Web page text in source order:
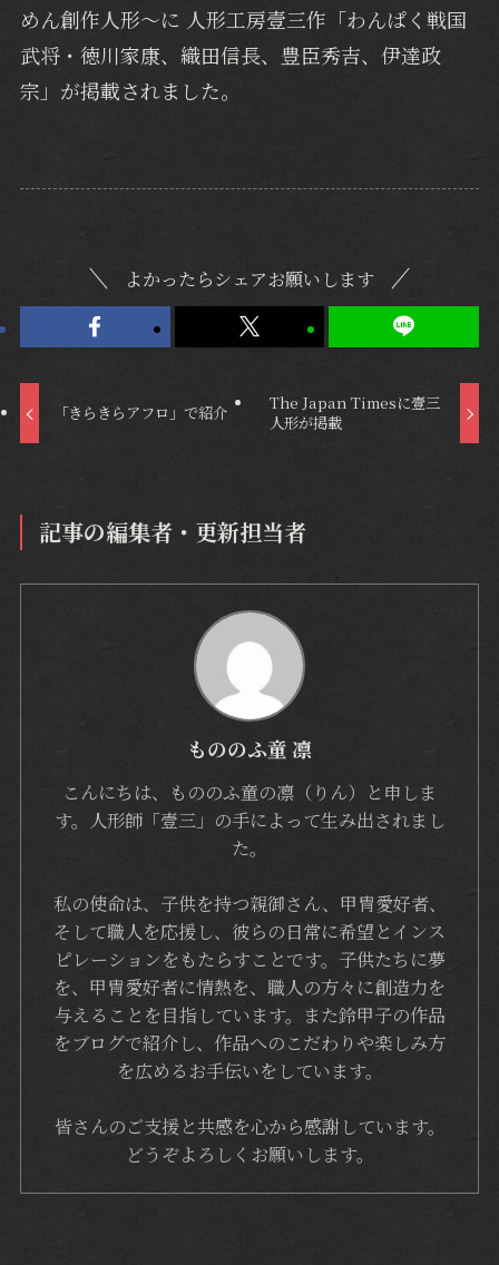
めん創作人形～に 人形工房壹三作「わんぱく戦国
武将・徳川家康、織田信長、豊臣秀吉、伊達政
宗」が掲載されました。
よかったらシェアお願いします
「きらきらアフロ」で紹介
The Japan Timesに壹三
人形が掲載
記事の編集者・更新担当者
もののふ童 凛
こんにちは、もののふ童の凛（りん）と申しま
す。人形師「壹三」の手によって生み出されまし
た。
私の使命は、子供を持つ親御さん、甲冑愛好者、
そして職人を応援し、彼らの日常に希望とインス
ピレーションをもたらすことです。子供たちに夢
を、甲冑愛好者に情熱を、職人の方々に創造力を
与えることを目指しています。また鈴甲子の作品
をブログで紹介し、作品へのこだわりや楽しみ方
を広めるお手伝いをしています。
皆さんのご支援と共感を心から感謝しています。
どうぞよろしくお願いします。